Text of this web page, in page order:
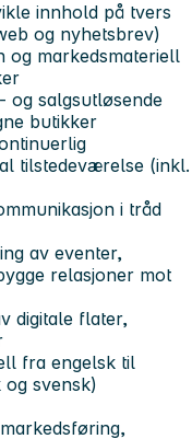
innhold på tvers
og nyhetsbrev)
og markedsmateriell
og salgsutløsende
butikker
tilstedeværelse (inkl.
i tråd
av eventer,
relasjoner mot
digitale flater,
fra engelsk til
svensk)